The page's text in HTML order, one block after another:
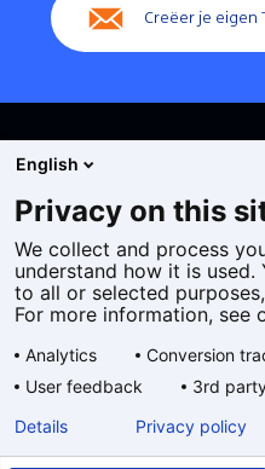
Creëer je eigen
Cookies
Privacy statement
Toegankelijkheid
Algemene voorwaarden
English
Privacy on this
We collect and process
understand how it is
to all or selected
For more information, see
Analytics Conversion
User feedback
3rd
Details
Privacy policy